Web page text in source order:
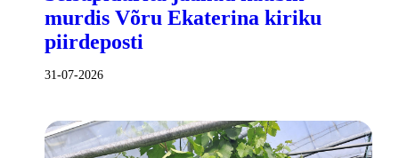
murdis Võru Ekaterina kiriku
piirdeposti
31-07-2026